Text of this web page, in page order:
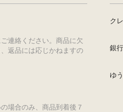
連絡ください。商品に欠
返品には応じかねますの
場合のみ、商品到着後７
ク
銀
ゆ